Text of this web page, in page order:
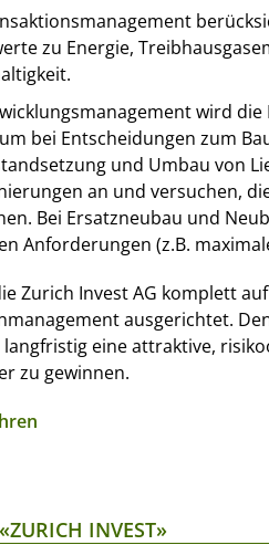
zu Energie,
wird
bei Entscheidungen zum
und Umbau von
an und versuchen,
Bei Ersatzneubau und
Anforderungen (z.B.
Zurich Invest AG komplett
ausgerichtet.
langfristig eine attraktive,
zu gewinnen.
INVEST»